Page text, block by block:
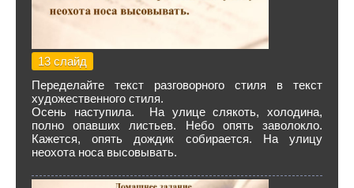
13 слайд
Переделайте текст разговорного стиля в текст
художественного стиля.
Осень наступила. На улице слякоть, холодина,
полно опавших листьев. Небо опять заволокло.
Кажется, опять дождик собирается. На улицу
неохота носа высовывать.